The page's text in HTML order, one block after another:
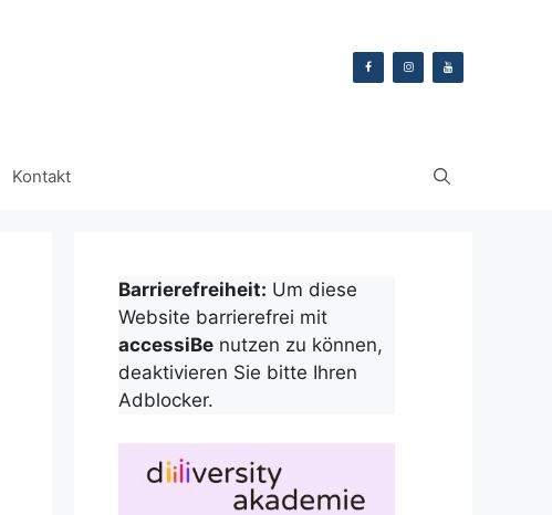
Kontakt
Barrierefreiheit: Um diese
Website barrierefrei mit
accessiBe nutzen zu können,
deaktivieren Sie bitte Ihren
Adblocker.